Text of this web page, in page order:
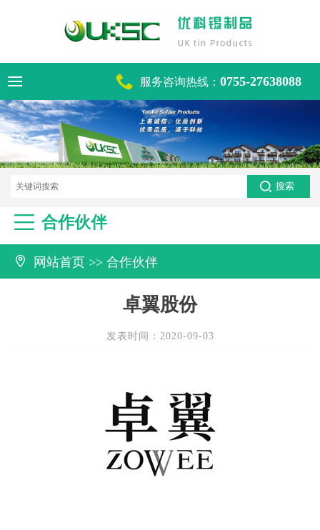
0755-27638088
 服务咨询热线： 0755-27638088
 合作伙伴
 网站首页 >>合作伙伴
卓翼股份
发表时间：2020-09-03